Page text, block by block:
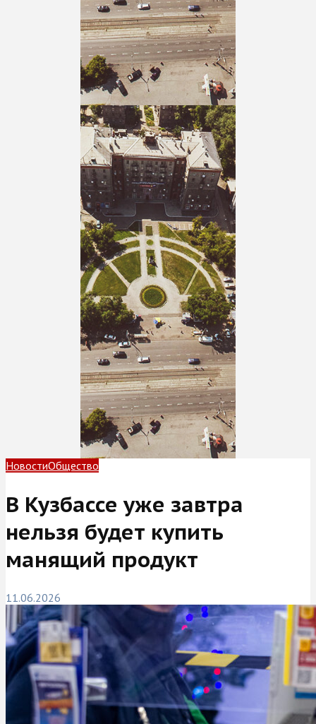
НовостиОбщество
В Кузбассе уже завтра
нельзя будет купить
манящий продукт
11.06.2026